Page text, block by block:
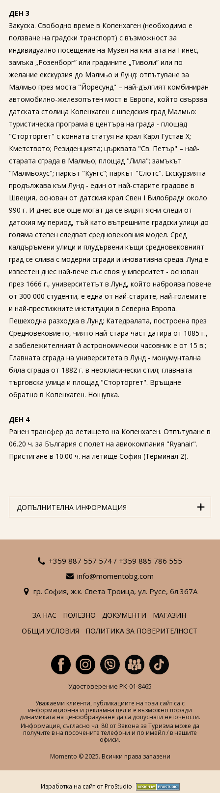
ДЕН 3
Закуска. Свободно време в Копенхаген (необходимо е
ползване на градски транспорт) с възможност за
индивидуално посещение на Музея на книгата на Гинес,
замъка „Розенборг” или градините „Тиволи” или по
желание екскурзия до Малмьо и Лунд: отпътуване за
Малмьо през моста "Йоресунд" – най-дългият комбиниран
автомобилно-железопътен мост в Европа, който свързва
датската столица Копенхаген с шведския град Малмьо:
туристическа програма в центъра на града - площад
"Сторторгет" с конната статуя на крал Карл Густав X;
Кметството; Резиденцията; църквата "Св. Петър" – най-
старата сграда в Малмьо; площад "Лила"; замъкът
"Малмьохус"; паркът "Кунгс"; паркът "Слотс". Екскурзията
продължава към Лунд - един от най-старите градове в
Швеция, основан от датския крал Свен I Вилобради около
990 г. И днес все още могат да се видят ясни следи от
датския му период, тъй като вътрешните градски улици до
голяма степен следват средновековния модел. Сред
калдъръмени улици и плудървени къщи средновековният
град се слива с модерни сгради и иновативна среда. Лунд е
известен днес най-вече със своя университет - основан
през 1666 г., университетът в Лунд, който наброява повече
от 300 000 студенти, е една от най-старите, най-големите
и най-престижните институции в Северна Европа.
Пешеходна разходка в Лунд: Катедралата, построена през
Средновековието, чиято най-стара част датира от 1085 г.,
а забележителният й астрономически часовник е от 15 в.;
Главната сграда на университета в Лунд - монумунтална
бяла сграда от 1882 г. в неокласически стил; главната
търговска улица и площад "Сторторгет". Връщане
обратно в Копенхаген. Нощувка.
ДЕН 4
Ранен трансфер до летището на Копенхаген. Отпътуване в
06.20 ч. за България с полет на авиокомпания "Ryanair".
Пристигане в 10.00 ч. на летище София (Терминал 2).
ДОПЪЛНИТЕЛНА ИНФОРМАЦИЯ
+359 887 557 574 / +359 885 786 555
info@momentobg.com
гр. София, ж.к. Света Троица, ул. Русе, бл.367А
ЗА НАС ПОЛЕЗНО ДОКУМЕНТИ
МАГАЗИН
ОБЩИ УСЛОВИЯ
ПОЛИТИКА ЗА ПОВЕРИТЕЛНОСТ
Удостоверение РК-01-8465
Уважаеми клиенти, публикациите на този сайт са с
информационна и рекламна цел и е възможно поради
динамиката на ценообразуване да са допуснати неточности.
Информация, съгласно чл. 80 от Закона за Туризма може да
получите в на посочените телефони и по имейл / в нашите
офиси.
Momento © 2025. Всички права запазени
Изработка на сайт от ProStudio